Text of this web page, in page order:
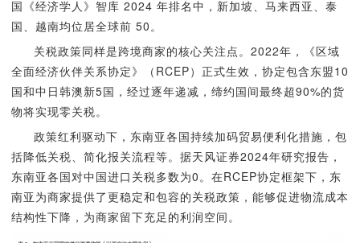
国《经济学人》智库 2024 年排名中，新加坡、马来西亚、泰
国、越南均位居全球前 50。
关税政策同样是跨境商家的核心关注点。2022年，《区域
全面经济伙伴关系协定》（RCEP）正式生效，协定包含东盟10
国和中日韩澳新5国，经过逐年递减，缔约国间最终超90%的货
物将实现零关税。
政策红利驱动下，东南亚各国持续加码贸易便利化措施，包
括降低关税、简化报关流程等。据天风证券2024年研究报告，
东南亚各国对中国进口关税多数为0。在RCEP协定框架下，东
南亚为商家提供了更稳定和包容的关税政策，能够促进物流成本
结构性下降，为商家留下充足的利润空间。